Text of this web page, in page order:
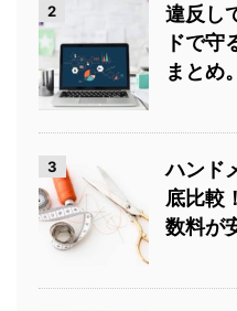
2
違反し
ドで守
まとめ。
3
ハンド
底比較
数料が